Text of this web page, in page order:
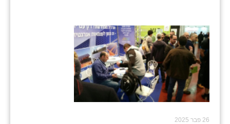
26 פבר 2025